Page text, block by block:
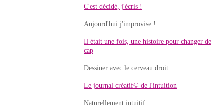
C'est décidé, j'écris !
Aujourd'hui j'improvise !
Il était une fois, une histoire pour changer de
cap
Dessiner avec le cerveau droit
Le journal créatif© de l'intuition
Naturellement intuitif